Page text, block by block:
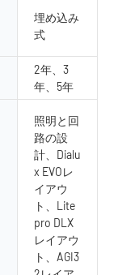
埋め込み
式
2年、3
年、5年
照明と回
路の設
計、Dialu
x EVOレ
イアウ
ト、Lite
pro DLX
レイアウ
ト、AGI3